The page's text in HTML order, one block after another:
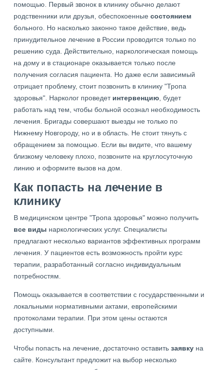
помощью. Первый звонок в клинику обычно делают
родственники или друзья, обеспокоенные состоянием
больного. Но насколько законно такое действие, ведь
принудительное лечение в России проводится только по
решению суда. Действительно, наркологическая помощь
на дому и в стационаре оказывается только после
получения согласия пациента. Но даже если зависимый
отрицает проблему, стоит позвонить в клинику "Тропа
здоровья". Нарколог проведет интервенцию, будет
работать над тем, чтобы больной осознал необходимость
лечения. Бригады совершают выезды не только по
Нижнему Новгороду, но и в область. Не стоит тянуть с
обращением за помощью. Если вы видите, что вашему
близкому человеку плохо, позвоните на круглосуточную
линию и оформите вызов на дом.
Как попасть на лечение в
клинику
В медицинском центре "Тропа здоровья" можно получить
все виды наркологических услуг. Специалисты
предлагают несколько вариантов эффективных программ
лечения. У пациентов есть возможность пройти курс
терапии, разработанный согласно индивидуальным
потребностям.
Помощь оказывается в соответствии с государственными и
локальными нормативными актами, европейскими
протоколами терапии. При этом цены остаются
доступными.
Чтобы попасть на лечение, достаточно оставить заявку на
сайте. Консультант предложит на выбор несколько